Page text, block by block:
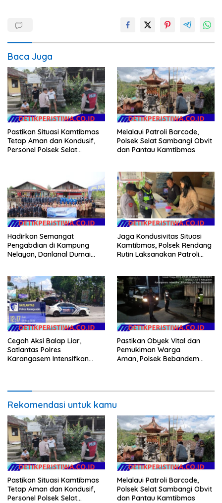
Baca Juga
Pastikan Situasi Kamtibmas
Tetap Aman dan Kondusif,
Personel Polsek Selat
Melalaui Patroli Barcode,
Polsek Selat Sambangi Obvit
dan Pantau Kamtibmas
Hadirkan Semangat
Pengabdian di Kampung
Nelayan, Danlanal Dumai
Jaga Kondusivitas Situasi
Kamtibmas, Polsek Rendang
Rutin Laksanakan Patroli
Cegah Aksi Balap Liar,
Satlantas Polres
Karangasem Intensifkan
Pastikan Obyek Vital dan
Pemukiman Warga
Aman, Polsek Bebandem
Rekomendasi untuk kamu
Pastikan Situasi Kamtibmas
Tetap Aman dan Kondusif,
Personel Polsek Selat
Melalaui Patroli Barcode,
Polsek Selat Sambangi Obvit
dan Pantau Kamtibmas